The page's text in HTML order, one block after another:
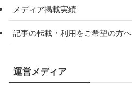
メディア掲載実績
記事の転載・利用をご希望の方へ
運営メディア